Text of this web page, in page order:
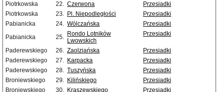
Piotrkowska
22. Czerwona
Przesiadki
Piotrkowska
23. Pl. Niepodległości
Przesiadki
Pabianicka
24. Wólczańska
Przesiadki
Pabianicka
25. Rondo Lotników
Lwowskich
Przesiadki
Paderewskiego 26. Zaolziańska
Przesiadki
Paderewskiego
27. Karpacka
Przesiadki
Paderewskiego
28. Tuszyńska
Przesiadki
Broniewskiego
29. Kilińskiego
Przesiadki
Broniewskiego
30. Kraszewskiego Przesiadki